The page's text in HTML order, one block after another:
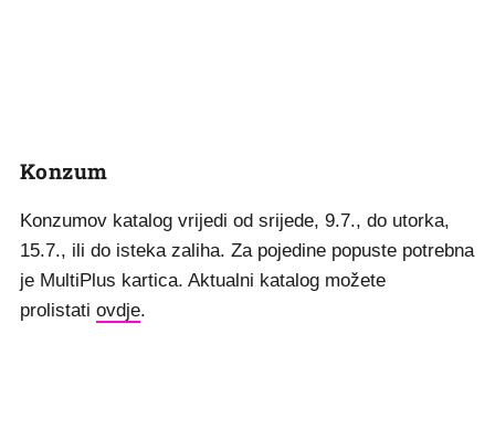
Konzum
Konzumov katalog vrijedi od srijede, 9.7., do utorka,
15.7., ili do isteka zaliha. Za pojedine popuste potrebna
je MultiPlus kartica. Aktualni katalog možete
prolistati ovdje.